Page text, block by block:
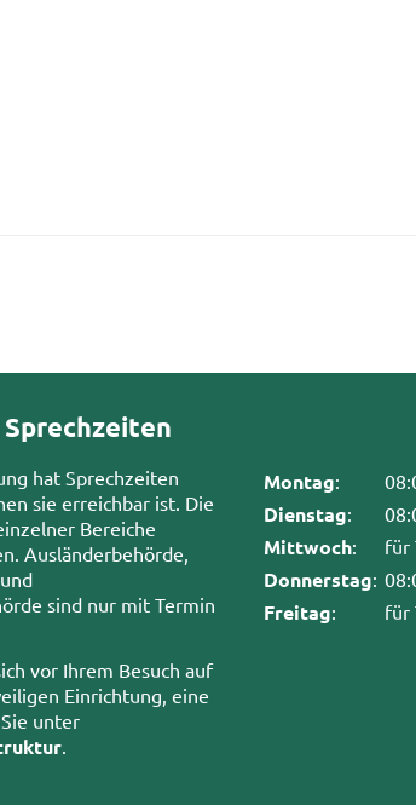
hat Sprechzeiten
sie erreichbar ist. Die
Bereiche
Ausländerbehörde,
sind nur mit Termin
vor Ihrem Besuch auf
Einrichtung, eine
unter
Montag:
Dienstag:
Mittwoch: für
Donnerstag:
Freitag: für